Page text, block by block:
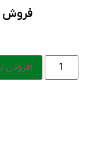
فروش
افزودن